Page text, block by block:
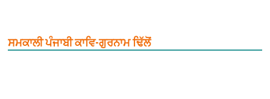
ਸਮਕਾਲੀ ਪੰਜਾਬੀ ਕਾਵਿ-ਗੁਰਨਾਮ ਢਿੱਲੋਂ